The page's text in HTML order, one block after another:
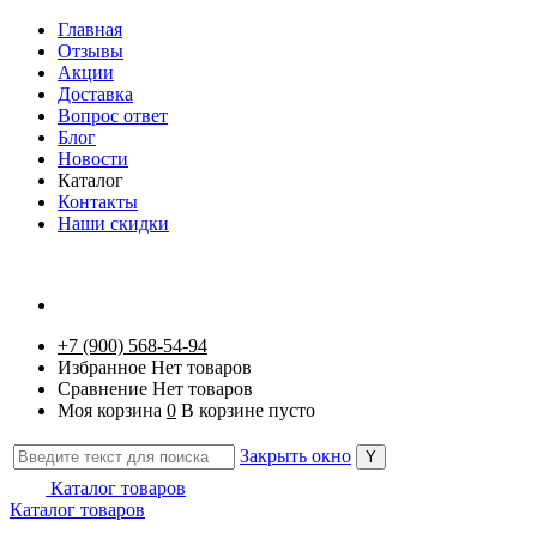
Главная
Отзывы
Акции
Доставка
Вопрос ответ
Блог
Новости
Каталог
Контакты
Наши скидки
+7 (900) 568-54-94
Избранное Нет товаров
Сравнение Нет товаров
Моя корзина 0 В корзине пусто
Закрыть окно
Каталог товаров
Каталог товаров